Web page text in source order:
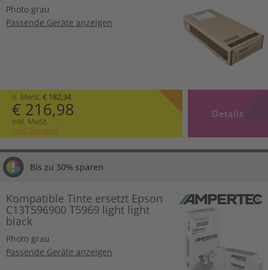
Photo grau
Passende Geräte anzeigen
o. MwSt. € 182,34
€ 216,98
inkl. MwSt.
zzgl. Versand
Details
Bis zu 30% sparen
Kompatible Tinte ersetzt Epson
C13T596900 T5969 light light
black
Photo grau
Passende Geräte anzeigen